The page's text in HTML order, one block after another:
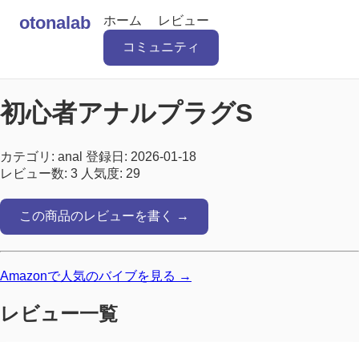
otonalab ホーム
レビュー
コミュニティ
初心者アナルプラグS
カテゴリ: anal 登録日: 2026-01-18
レビュー数: 3 人気度: 29
この商品のレビューを書く →
Amazonで人気のバイブを見る →
レビュー一覧